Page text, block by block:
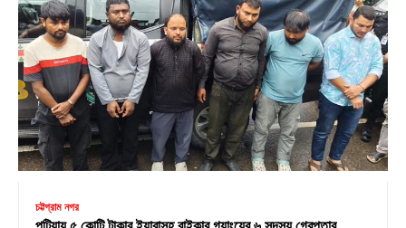
চট্টগ্রাম নগর